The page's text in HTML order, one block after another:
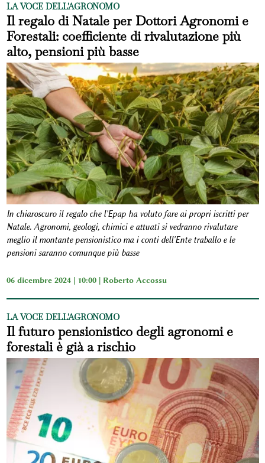
LA VOCE DELL'AGRONOMO
Il regalo di Natale per Dottori Agronomi e
Forestali: coefficiente di rivalutazione più
alto, pensioni più basse
In chiaroscuro il regalo che l'Epap ha voluto fare ai propri iscritti per
Natale. Agronomi, geologi, chimici e attuati si vedranno rivalutare
meglio il montante pensionistico ma i conti dell'Ente traballo e le
pensioni saranno comunque più basse
06 dicembre 2024 | 10:00 | Roberto Accossu
LA VOCE DELL'AGRONOMO
Il futuro pensionistico degli agronomi e
forestali è già a rischio